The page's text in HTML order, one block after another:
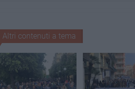
Altri contenuti a tema